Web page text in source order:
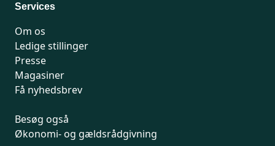
Services
Om os
Ledige stillinger
Presse
Magasiner
Få nyhedsbrev
Besøg også
Økonomi- og gældsrådgivning